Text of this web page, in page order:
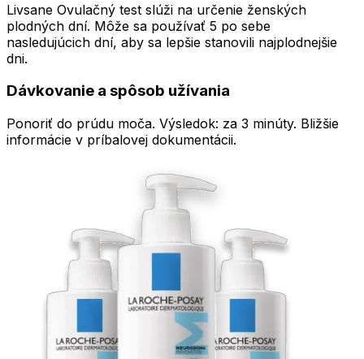
Livsane Ovulačný test slúži na určenie ženských
plodných dní. Môže sa používať 5 po sebe
nasledujúcich dní, aby sa lepšie stanovili najplodnejšie
dni.
Dávkovanie a spôsob užívania
Ponoriť do prúdu moča. Výsledok: za 3 minúty. Bližšie
informácie v príbalovej dokumentácii.